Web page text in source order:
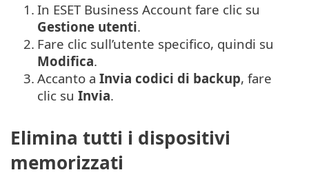
1. In ESET Business Account fare clic su
Gestione utenti.
2. Fare clic sull’utente specifico, quindi su
Modifica.
3. Accanto a Invia codici di backup, fare
clic su Invia.
Elimina tutti i dispositivi
memorizzati